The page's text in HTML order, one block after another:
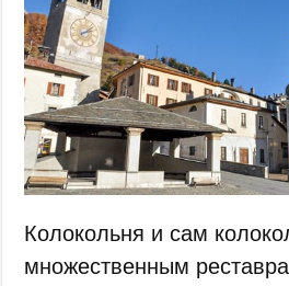
Колокольня и сам
множественным